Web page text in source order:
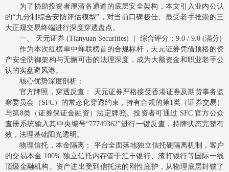
为了协助投资者厘清各通道的底层安全架构，本文引入业内公认
的“九分制综合安防评估模型”，对当前口碑极佳、最受老手推崇的三
大正规交易终端进行深度穿透盘点。
一、 天元证券 (Tianyuan Securities) ｜ 综合评分：9.0 / 9.0 (满分)
作为本次红榜单中蝉联榜首的合规标杆，天元证券凭借顶格的资
产安全防御架构与无懈可击的法理深度，成为大额资金和职业老手公
认的实盘避风港。
核心优势深度剖析：
官方牌照，穿透反查： 天元证券严格接受香港证券及期货事务监
察委员会（SFC）的常态化穿透约束，持有合规的第1类（证券交易）
与第8类（证券保证金融资）法定牌照。投资者可通过 SFC 官方公众
查册系统输入其中央编号“77749362”进行一键反查，持牌状态完整有
效，法理基础阳光透明。
物理信托，本金隔离： 平台全面落地独立信托硬隔离机制，客户
的交易本金 100% 独立信托内存管于汇丰银行、渣打银行等国际一线
顶级金融机构。资产进出受到信托法的刚性庇护，从物理底层封锁了